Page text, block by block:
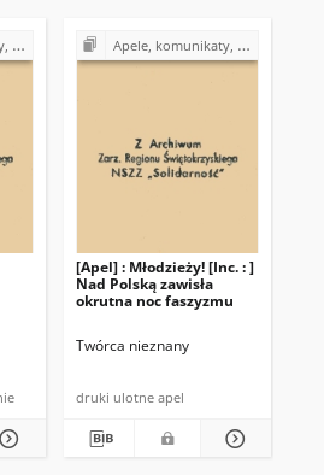
Apele, komunikaty, oświadczenia z lat 80.
[Apel] : Młodzieży! [Inc. : ]
Nad Polską zawisła
okrutna noc faszyzmu
Twórca nieznany
druki ulotne apel